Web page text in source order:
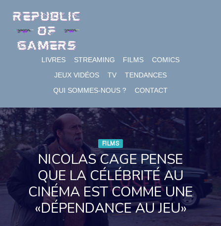
content
LIVRES STREAMING FILMS
COMICS
JEUX VIDÉOS
TV
TENDANCES
QUI SOMMES-NOUS ?
CONTACT
FILMS
NICOLAS CAGE PENSE
QUE LA CÉLÉBRITÉ AU
CINÉMA EST COMME UNE
«DÉPENDANCE AU JEU»